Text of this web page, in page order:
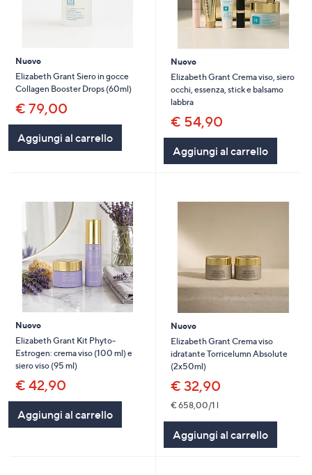
Nuovo
Elizabeth Grant Siero in gocce
Collagen Booster Drops (60ml)
€ 79,00
Aggiungi al carrello
Nuovo
Elizabeth Grant Crema viso, siero
occhi, essenza, stick e balsamo
labbra
€ 54,90
Aggiungi al carrello
Nuovo
Elizabeth Grant Kit Phyto-
Estrogen: crema viso (100 ml) e
siero viso (95 ml)
€ 42,90
Aggiungi al carrello
Nuovo
Elizabeth Grant Crema viso
idratante Torricelumn Absolute
(2x50ml)
€ 32,90
€ 658,00/1 l
Aggiungi al carrello